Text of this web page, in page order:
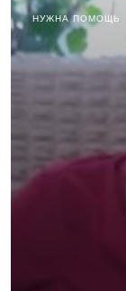
НУЖНА ПОМОЩЬ